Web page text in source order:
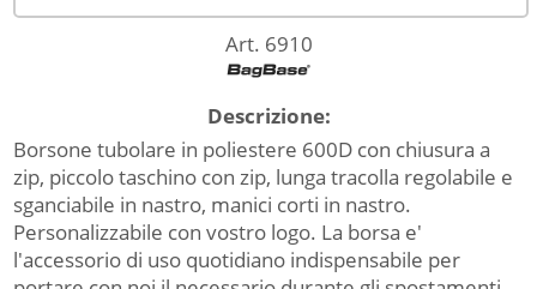
Art. 6910
Descrizione:
Borsone tubolare in poliestere 600D con chiusura a
zip, piccolo taschino con zip, lunga tracolla regolabile e
sganciabile in nastro, manici corti in nastro.
Personalizzabile con vostro logo. La borsa e'
l'accessorio di uso quotidiano indispensabile per